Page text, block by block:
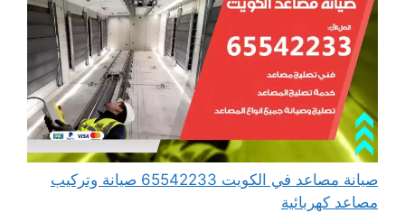
صيانة مصاعد في الكويت 65542233 صيانة وتركيب
مصاعد كهربائية